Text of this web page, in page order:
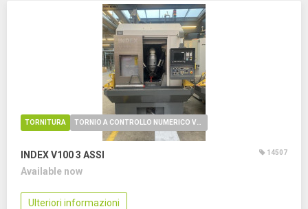
TORNITURA
INDEX V1003 ASSI 14507
Available now
Ulteriori informazioni